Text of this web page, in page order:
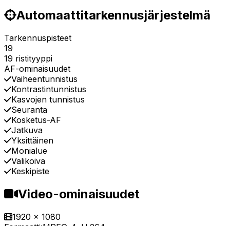
Automaattitarkennusjärjestelmä
Tarkennuspisteet
19
19 ristityyppi
AF-ominaisuudet
Vaiheentunnistus
Kontrastintunnistus
Kasvojen tunnistus
Seuranta
Kosketus-AF
Jatkuva
Yksittäinen
Monialue
Valikoiva
Keskipiste
Video-ominaisuudet
1920 x 1080